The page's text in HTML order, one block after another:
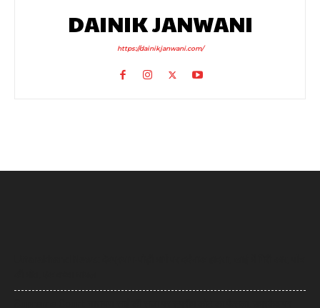
DAINIK JANWANI
https://dainikjanwani.com/